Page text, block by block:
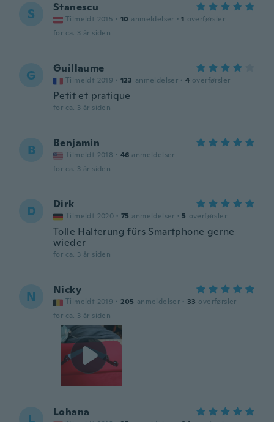
S Stanescu
Tilmeldt 2015 · 10 anmeldelser · 1 overførsler
for ca. 3 år siden
G Guillaume
Tilmeldt 2019 · 123 anmeldelser · 4 overførsler
Petit et pratique
for ca. 3 år siden
B Benjamin
Tilmeldt 2018 · 46 anmeldelser
for ca. 3 år siden
D Dirk
Tilmeldt 2020 · 75 anmeldelser · 5 overførsler
Tolle Halterung fürs Smartphone gerne
wieder
for ca. 3 år siden
N Nicky
Tilmeldt 2019 · 205 anmeldelser · 33 overførsler
for ca. 3 år siden
Lohana